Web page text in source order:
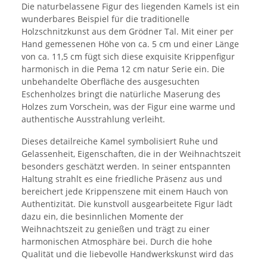
Die naturbelassene Figur des liegenden Kamels ist ein
wunderbares Beispiel für die traditionelle
Holzschnitzkunst aus dem Grödner Tal. Mit einer per
Hand gemessenen Höhe von ca. 5 cm und einer Länge
von ca. 11,5 cm fügt sich diese exquisite Krippenfigur
harmonisch in die Pema 12 cm natur Serie ein. Die
unbehandelte Oberfläche des ausgesuchten
Eschenholzes bringt die natürliche Maserung des
Holzes zum Vorschein, was der Figur eine warme und
authentische Ausstrahlung verleiht.
Dieses detailreiche Kamel symbolisiert Ruhe und
Gelassenheit, Eigenschaften, die in der Weihnachtszeit
besonders geschätzt werden. In seiner entspannten
Haltung strahlt es eine friedliche Präsenz aus und
bereichert jede Krippenszene mit einem Hauch von
Authentizität. Die kunstvoll ausgearbeitete Figur lädt
dazu ein, die besinnlichen Momente der
Weihnachtszeit zu genießen und trägt zu einer
harmonischen Atmosphäre bei. Durch die hohe
Qualität und die liebevolle Handwerkskunst wird das